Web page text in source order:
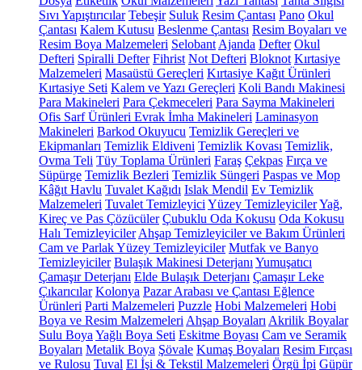
Sıvı Yapıştırıcılar Tebeşir Suluk Resim Çantası Pano Okul
Çantası Kalem Kutusu Beslenme Çantası Resim Boyaları ve
Resim Boya Malzemeleri Selobant Ajanda Defter Okul
Defteri Spiralli Defter Fihrist Not Defteri Bloknot Kırtasiye
Malzemeleri Masaüstü Gereçleri Kırtasiye Kağıt Ürünleri
Kırtasiye Seti Kalem ve Yazı Gereçleri Koli Bandı Makinesi
Para Makineleri Para Çekmeceleri Para Sayma Makineleri
Ofis Sarf Ürünleri Evrak İmha Makineleri Laminasyon
Makineleri Barkod Okuyucu Temizlik Gereçleri ve
Ekipmanları Temizlik Eldiveni Temizlik Kovası Temizlik,
Ovma Teli Tüy Toplama Ürünleri Faraş Çekpas Fırça ve
Süpürge Temizlik Bezleri Temizlik Süngeri Paspas ve Mop
Kâğıt Havlu Tuvalet Kağıdı Islak Mendil Ev Temizlik
Malzemeleri Tuvalet Temizleyici Yüzey TemizleyicilerYağ,
Kireç ve Pas Çözücüler Çubuklu Oda Kokusu Oda Kokusu
Halı Temizleyiciler Ahşap Temizleyiciler ve Bakım Ürünleri
Cam ve Parlak Yüzey Temizleyiciler Mutfak ve Banyo
Temizleyiciler Bulaşık Makinesi Deterjanı Yumuşatıcı
Çamaşır Deterjanı Elde Bulaşık Deterjanı Çamaşır Leke
Çıkarıcılar Kolonya Pazar Arabası ve Çantası Eğlence
Ürünleri Parti Malzemeleri Puzzle Hobi Malzemeleri Hobi
Boya ve Resim Malzemeleri Ahşap Boyaları Akrilik Boyalar
Sulu Boya Yağlı Boya Seti Eskitme Boyası Cam ve Seramik
Boyaları Metalik Boya Şövale Kumaş Boyaları Resim Fırçası
ve Rulosu Tuval El İşi & Tekstil Malzemeleri Örgü İpi Güpür